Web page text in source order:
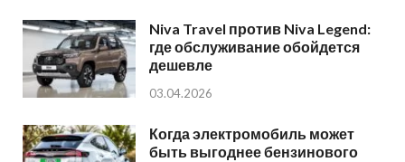
Niva Travel против Niva Legend:
где обслуживание обойдется
дешевле
03.04.2026
Когда электромобиль может
быть выгоднее бензинового